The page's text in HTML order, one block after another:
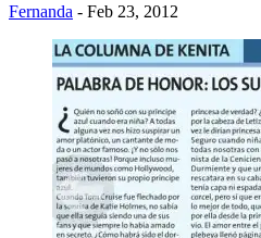
Fernanda - Feb 23, 2012